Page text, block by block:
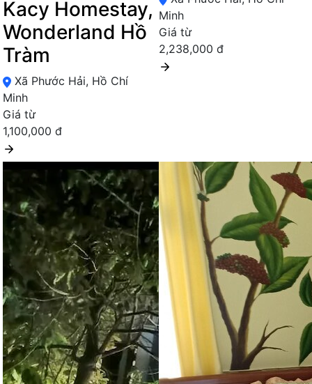
Kacy Homestay,
Wonderland Hồ
Tràm
Xã Phước Hải, Hồ Chí
Minh
Giá từ
1,100,000 đ
Minh
Giá từ
2,238,000 đ